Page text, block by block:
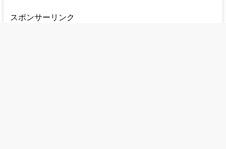
スポンサーリンク